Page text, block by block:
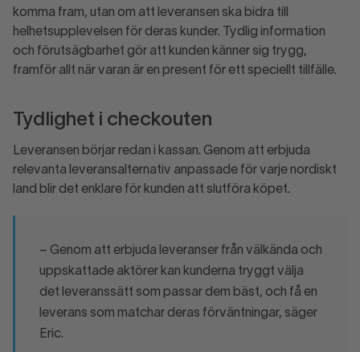
komma fram, utan om att leveransen ska bidra till
helhetsupplevelsen för deras kunder. Tydlig information
och förutsägbarhet gör att kunden känner sig trygg,
framför allt när varan är en present för ett speciellt tillfälle.
Tydlighet i checkouten
Leveransen börjar redan i kassan. Genom att erbjuda
relevanta leveransalternativ anpassade för varje nordiskt
land blir det enklare för kunden att slutföra köpet.
– Genom att erbjuda leveranser från välkända och
uppskattade aktörer kan kunderna tryggt välja
det leveranssätt som passar dem bäst, och få en
leverans som matchar deras förväntningar, säger
Eric.